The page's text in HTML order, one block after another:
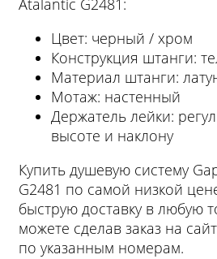
Atalantic G2481:
Цвет: черный / хром
Конструкция штанги:
Материал штанги:
Мотаж: настенный
Держатель лейки:
высоте и наклону
Купить душевую систему
G2481 по самой низкой
быструю доставку в любую
можете сделав заказ на
по указанным номерам.